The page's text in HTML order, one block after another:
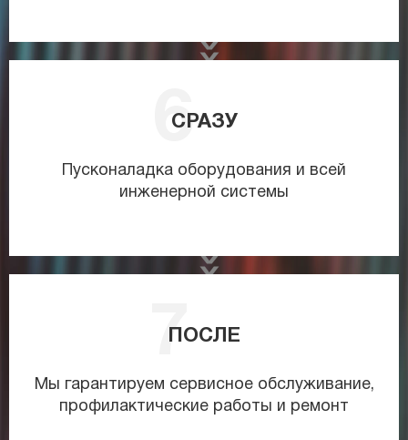
СРАЗУ
Пусконаладка оборудования и всей
инженерной системы
ПОСЛЕ
Мы гарантируем сервисное обслуживание,
профилактические работы и ремонт